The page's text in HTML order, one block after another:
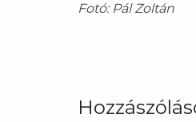
Fotó: Pál Zoltán